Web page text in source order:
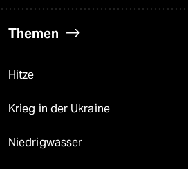
Themen
Hitze
Krieg in der Ukraine
Niedrigwasser